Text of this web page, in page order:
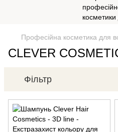
Професійна косметика для
CLEVER
Фільтр